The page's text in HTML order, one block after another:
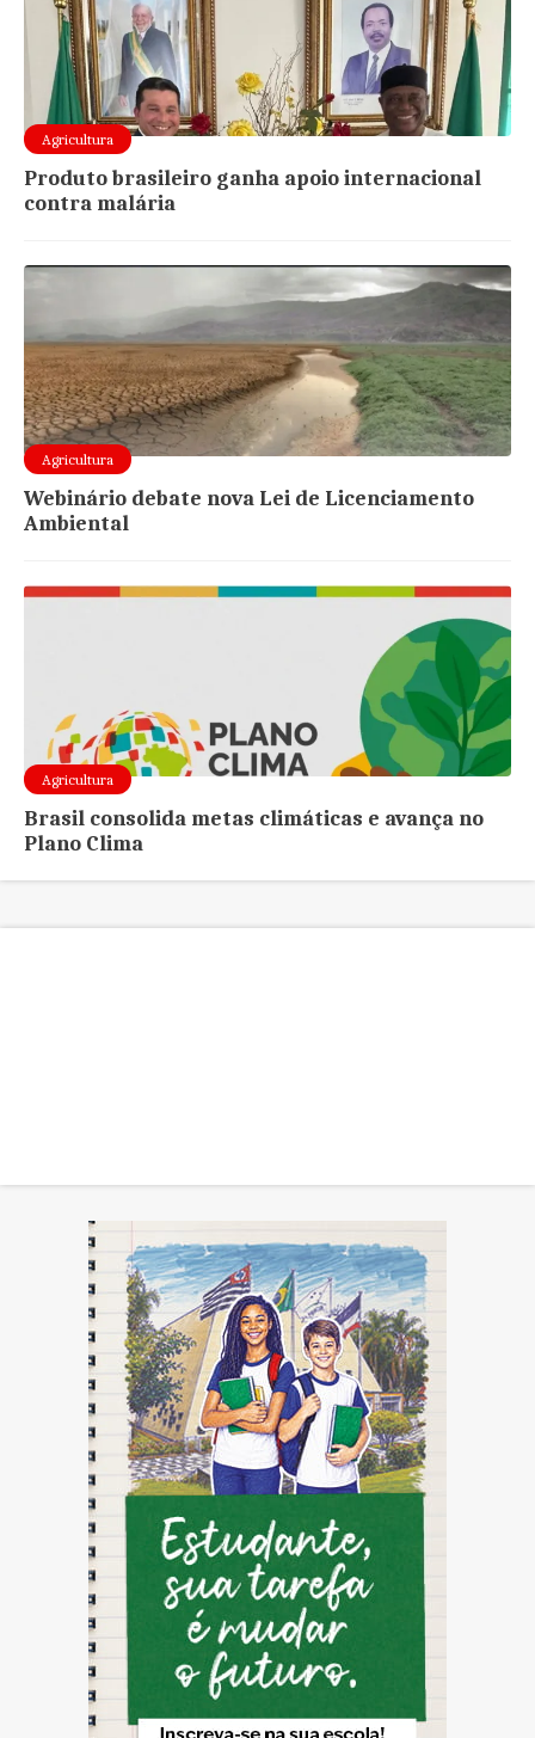
Agricultura
Produto brasileiro ganha apoio internacional
contra malária
Agricultura
Webinário debate nova Lei de Licenciamento
Ambiental
Agricultura
Brasil consolida metas climáticas e avança no
Plano Clima